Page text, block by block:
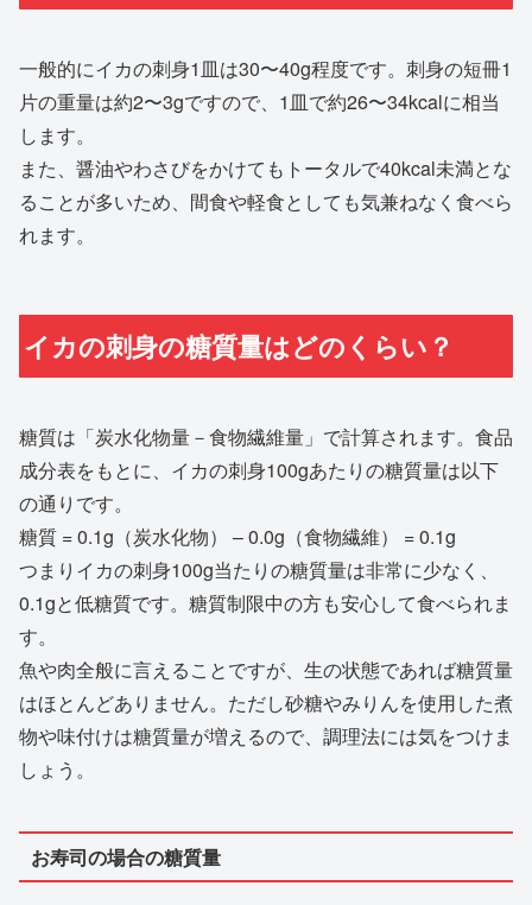
一般的にイカの刺身1皿は30〜40g程度です。刺身の短冊1
片の重量は約2〜3gですので、1皿で約26〜34kcalに相当
します。
また、醤油やわさびをかけてもトータルで40kcal未満とな
ることが多いため、間食や軽食としても気兼ねなく食べら
れます。
イカの刺身の糖質量はどのくらい？
糖質は「炭水化物量－食物繊維量」で計算されます。食品
成分表をもとに、イカの刺身100gあたりの糖質量は以下
の通りです。
糖質 = 0.1g（炭水化物） – 0.0g（食物繊維） = 0.1g
つまりイカの刺身100g当たりの糖質量は非常に少なく、
0.1gと低糖質です。糖質制限中の方も安心して食べられま
す。
魚や肉全般に言えることですが、生の状態であれば糖質量
はほとんどありません。ただし砂糖やみりんを使用した煮
物や味付けは糖質量が増えるので、調理法には気をつけま
しょう。
お寿司の場合の糖質量